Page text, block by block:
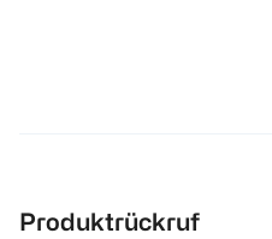
Produktrückruf